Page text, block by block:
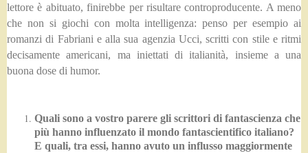
lettore è abituato, finirebbe per risultare controproducente. A meno
che non si giochi con molta intelligenza: penso per esempio ai
romanzi di Fabriani e alla sua agenzia Ucci, scritti con stile e ritmi
decisamente americani, ma iniettati di italianità, insieme a una
buona dose di humor.
Quali sono a vostro parere gli scrittori di fantascienza che
più hanno influenzato il mondo fantascientifico italiano?
E quali, tra essi, hanno avuto un influsso maggiormente